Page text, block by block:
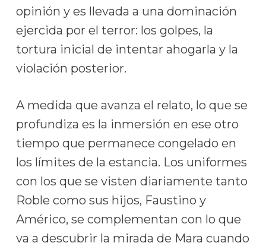
opinión y es llevada a una dominación
ejercida por el terror: los golpes, la
tortura inicial de intentar ahogarla y la
violación posterior.
A medida que avanza el relato, lo que se
profundiza es la inmersión en ese otro
tiempo que permanece congelado en
los límites de la estancia. Los uniformes
con los que se visten diariamente tanto
Roble como sus hijos, Faustino y
Américo, se complementan con lo que
va a descubrir la mirada de Mara cuando